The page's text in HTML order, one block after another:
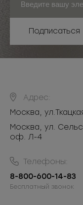
Подписаться
Адрес:
Москва,
Москва, ул.
оф. Л-4
Телефоны:
8-800-600-14-83
Бесплатный звонок